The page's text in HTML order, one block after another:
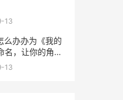
13
么办办为《我的
名，让你的角色
13